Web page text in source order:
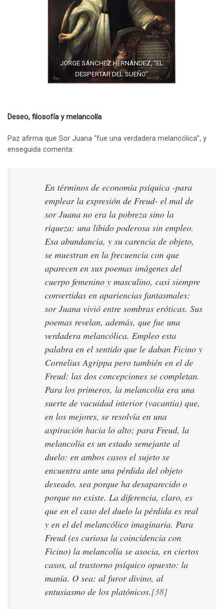
JORGE SÁNCHEZ HERNÁNDEZ, “EL
DESPERTAR DEL SUEÑO”
Deseo, filosofía y melancolía
Paz afirma que Sor Juana “fue una verdadera melancólica”, y
enseguida comenta:
En términos de economía psíquica -para
emplear la expresión de Freud- el mal de
sor Juana no era la pobreza sino la
riqueza: una libido poderosa sin empleo.
Esa abundancia, y su carencia de objeto,
se muestran en la frecuencia con que
aparecen en sus poemas imágenes del
cuerpo femenino y masculino, casi siempre
convertidas en apariencias fantasmales:
sor Juana vivió entre sombras eróticas. Sus
poemas revelan, además, que fue una
verdadera melancólica. Empleo esta
palabra en el sentido que le daban Ficino y
Cornelius Agrippa pero también en el de
Freud: las dos concepciones se completan.
Para los primeros, la melancolía era una
suerte de vacuidad interior (vacantia) que,
en los mejores, se resolvía en una
aspiración hacia lo alto; para Freud, la
melancolía es un estado semejante al
duelo: en ambos casos el sujeto se
encuentra ante una pérdida del objeto
deseado, sea porque ha desaparecido o
porque no existe. La diferencia, claro, es
que en el caso del duelo la pérdida es real
y en el del melancólico imaginaria. Para
Freud (es curiosa la coincidencia con
Ficino) la melancolía se asocia, en ciertos
casos, al trastorno psíquico opuesto: la
manía. O sea: al furor divino, al
entusiasmo de los platónicos.[38]